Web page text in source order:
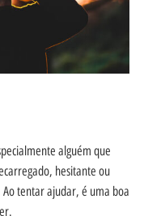
alguém que
hesitante ou
tentar ajudar, é uma boa